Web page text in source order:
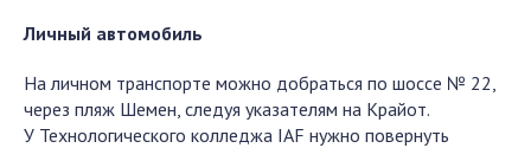
Личный автомобиль
На личном транспорте можно добраться по шоссе № 22,
через пляж Шемен, следуя указателям на Крайот.
У Технологического колледжа IAF нужно повернуть